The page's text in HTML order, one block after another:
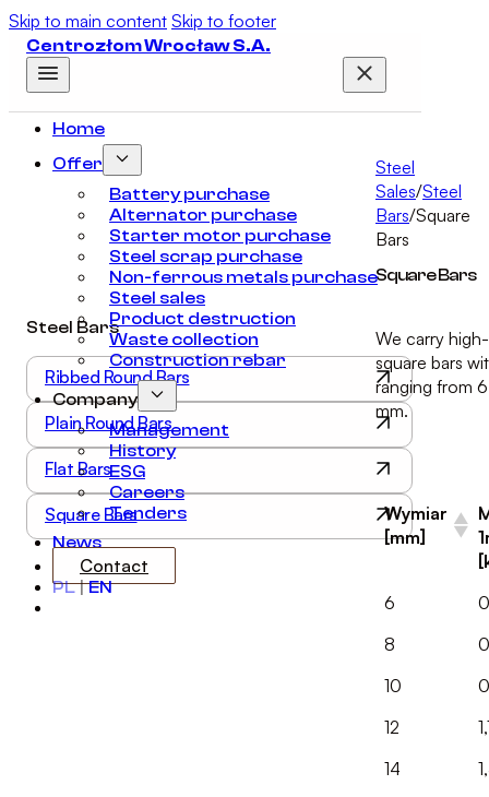
Skip to main content Skip to footer
Centrozłom Wrocław S.A.
Home
Offer
Battery purchase
Alternator purchase
Starter motor purchase
Steel scrap purchase
Non-ferrous metals purchase
Steel sales
Product destruction
Waste collection
Construction rebar
Company
Management
History
ESG
Careers
Tenders
News
Contact
PL | EN
Steel
Sales/Steel
Bars/Square
Bars
Square Bars
Steel Bars
Ribbed Round Bars
Plain Round Bars
Flat Bars
Square Bars
We carry
square bars
ranging from
mm.
Wymiar
[mm]
6
8
10
12
14